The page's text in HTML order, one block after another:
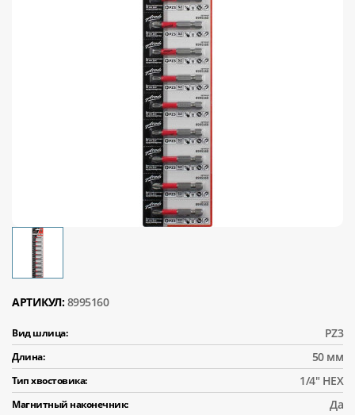
АРТИКУЛ: 8995160
Вид шлица: PZ3
Длина: 50 мм
Тип хвостовика: 1/4" HEX
Магнитный наконечник: Да